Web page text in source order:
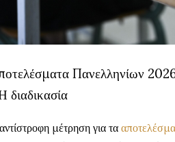
Πανελληνίων
διαδικασία
μέτρηση για τα